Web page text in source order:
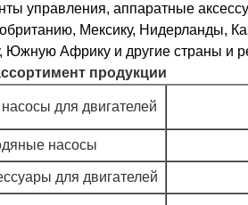
управления, аппаратные
Мексику, Нидерланды,
Африку и другие страны и
продукции
для двигателей
насосы
для двигателей